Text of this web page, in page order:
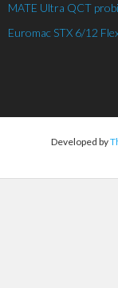
MATE Ultra QCT
Euromac STX 6/12
Developed by